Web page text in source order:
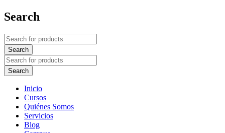
Search
Inicio
Cursos
Quiénes Somos
Servicios
Blog